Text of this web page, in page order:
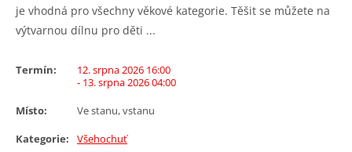
je vhodná pro všechny věkové kategorie. Těšit se můžete na
výtvarnou dílnu pro děti ...
Termín:
12. srpna 2026 16:00
- 13. srpna 2026 04:00
Místo:
Ve stanu, vstanu
Kategorie:
Všehochuť